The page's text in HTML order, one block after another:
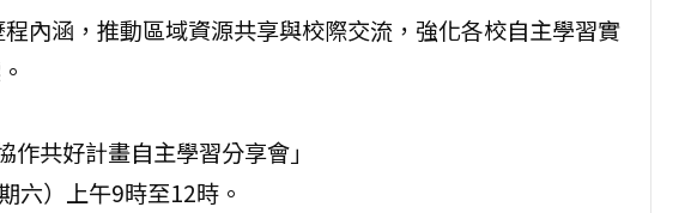
內涵，推動區域資源共享與校際交流，強化各校自主學習實
共好計畫自主學習分享會」
六）上午9時至12時。